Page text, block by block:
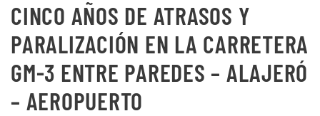
CINCO AÑOS DE ATRASOS Y
PARALIZACIÓN EN LA CARRETERA
GM-3 ENTRE PAREDES – ALAJERÓ
– AEROPUERTO